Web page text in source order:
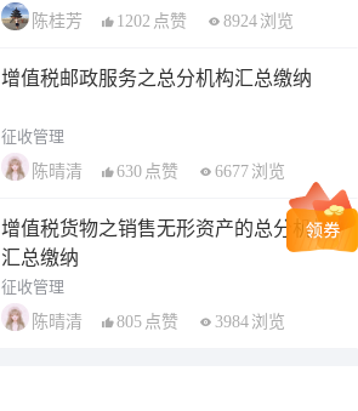
陈桂芳
1202 点赞 8924 浏览
增值税邮政服务之总分机构汇总缴纳
征收管理
陈晴清
630 点赞 6677 浏览
增值税货物之销售无形资产的总分机构
汇总缴纳
征收管理
陈晴清
805 点赞 3984 浏览